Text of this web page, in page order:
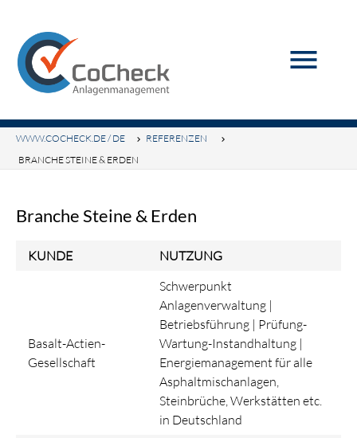
menu
WWW.COCHECK.DE / DE
REFERENZEN
BRANCHE STEINE & ERDEN
Branche Steine & Erden
KUNDE NUTZUNG
Basalt-Actien-
Gesellschaft
Schwerpunkt
Anlagenverwaltung |
Betriebsführung | Prüfung-
Wartung-Instandhaltung |
Energiemanagement für alle
Asphaltmischanlagen,
Steinbrüche, Werkstätten etc.
in Deutschland